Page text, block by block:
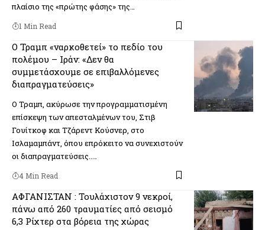
πλαίσιο της «πρώτης φάσης» της…
1 Min Read
Ο Τραμπ «ναρκοθετεί» το πεδίο του
πολέμου – Ιράν: «Δεν θα
συμμετάσχουμε σε επιβαλλόμενες
διαπραγματεύσεις»
Ο Τραμπ, ακύρωσε την προγραμματισμένη
επίσκεψη των απεσταλμένων του, Στιβ
Γουίτκοφ και Τζάρεντ Κούσνερ, στο
Ισλαμαμπάντ, όπου επρόκειτο να συνεχιστούν
οι διαπραγματεύσεις..…
4 Min Read
ΑΦΓΑΝΙΣΤΑΝ : Τουλάχιστον 9 νεκροί,
πάνω από 260 τραυματίες από σεισμό
6,3 Ρίχτερ στα βόρεια της χώρας